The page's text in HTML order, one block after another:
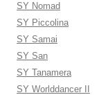
SY Nomad
SY Piccolina
SY Samai
SY San
SY Tanamera
SY Worlddancer II